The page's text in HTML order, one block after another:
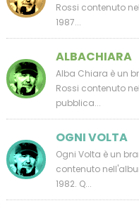
Rossi contenuto
1987...
ALBACHIARA
Alba Chiara è un
Rossi contenuto
pubblica...
OGNI VOLTA
Ogni Volta è un
contenuto
1982. Q...